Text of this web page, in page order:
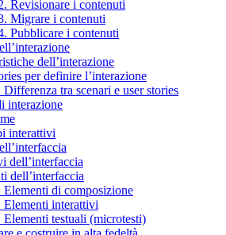
Revisionare i contenuti
Migrare i contenuti
Pubblicare i contenuti
dell’interazione
per definire l’interazione
Differenza tra scenari e user stories
interazione
interattivi
dell’interfaccia
dell’interfaccia
Elementi di composizione
Elementi interattivi
Elementi testuali (microtesti)